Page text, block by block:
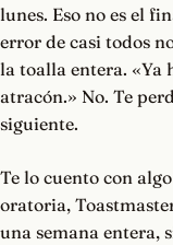
lunes. Eso no es el
error de casi todos
la toalla entera. «Ya
atracón.» No. Te
siguiente.
Te lo cuento con
oratoria,
una semana entera,